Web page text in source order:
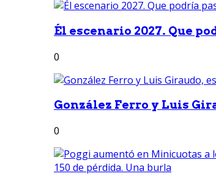
Él escenario 2027. Que
0
González Ferro y Luis
0